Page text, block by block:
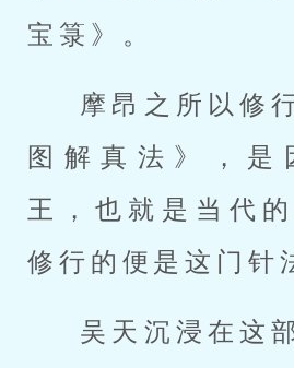
宝箓》。
摩昂之所以修
图解真法》，是
王，也就是当代
修行的便是这门针
吴天沉浸在这